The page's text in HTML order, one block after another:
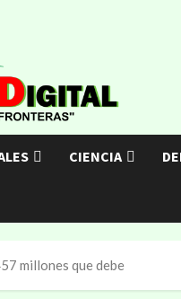
CIENCIA
millones que debe